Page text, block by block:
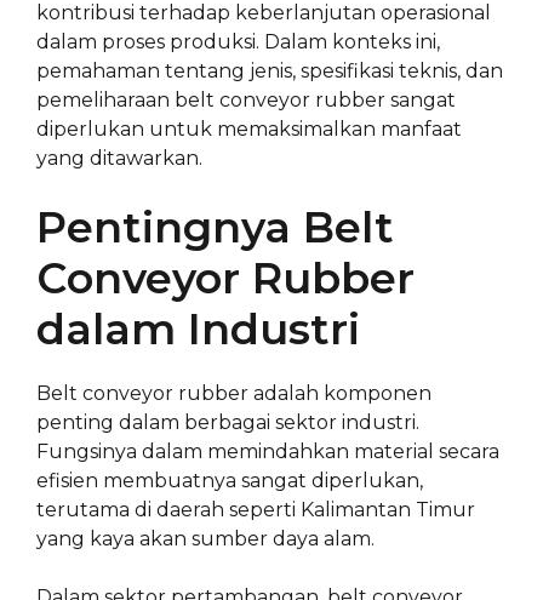
kontribusi terhadap keberlanjutan operasional
dalam proses produksi. Dalam konteks ini,
pemahaman tentang jenis, spesifikasi teknis, dan
pemeliharaan belt conveyor rubber sangat
diperlukan untuk memaksimalkan manfaat
yang ditawarkan.
Pentingnya Belt
Conveyor Rubber
dalam Industri
Belt conveyor rubber adalah komponen
penting dalam berbagai sektor industri.
Fungsinya dalam memindahkan material secara
efisien membuatnya sangat diperlukan,
terutama di daerah seperti Kalimantan Timur
yang kaya akan sumber daya alam.